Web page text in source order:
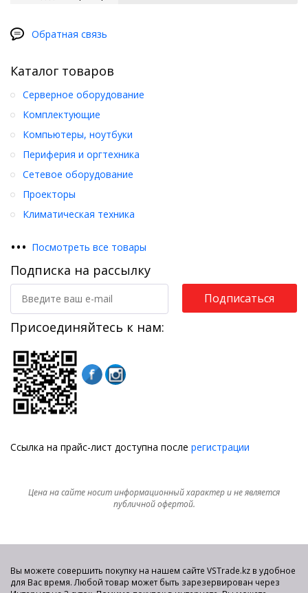
Обратная связь
Каталог товаров
Серверное оборудование
Комплектующие
Компьютеры, ноутбуки
Периферия и оргтехника
Сетевое оборудование
Проекторы
Климатическая техника
••• Посмотреть все товары
Подписка на рассылку
Подписаться
Присоединяйтесь к нам:
Ссылка на прайс-лист доступна после регистрации
Цена на сайте носит информационный характер и не является
публичной офертой.
Вы можете совершить покупку на нашем сайте VSTrade.kz в удобное
для Вас время. Любой товар может быть зарезервирован через